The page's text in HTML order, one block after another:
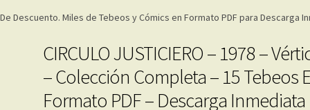
CIRCULO JUSTICIERO – 1978 –
– Colección Completa – 15 Tebeos
Formato PDF – Descarga Inmediata